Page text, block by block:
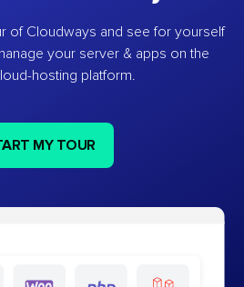
of Cloudways and see for yourself
your server & apps on the
hosting platform.
MY TOUR